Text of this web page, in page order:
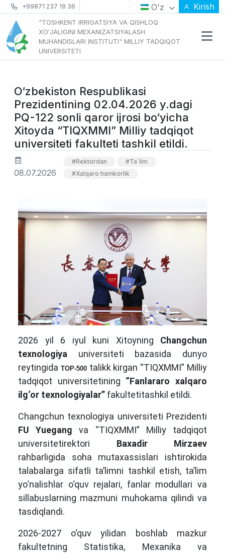
+99871 237 19 36 O'z Kirish
"TOSHKENT IRRIGATSIYA VA QISHLOQ
XOʻJALIGINI MEXANIZATSIYALASH
MUHANDISLARI INSTITUTI" MILLIY TADQIQOT
UNIVERSITETI
O‘zbekiston Respublikasi
Prezidentining 02.04.2026 y.dagi
PQ-122 sonli qaror ijrosi bo‘yicha
Xitoyda “TIQXMMI” Milliy tadqiqot
universiteti fakulteti tashkil etildi.
08.07.2026
#Rektordan
#Ta`lim
#Xalqaro hamkorlik
2026 yil 6 iyul kuni Xitoyning Changchun
texnologiya universiteti bazasida dunyo
reytingida TOP-500talikk kirgan “TIQXMMI” Milliy
tadqiqot universitetining “Fanlararo xalqaro
ilg‘or texnologiyalar” fakultetitashkil etildi.
Changchun texnologiya universiteti Prezidenti
FU Yuegang va “TIQXMMI” Milliy tadqiqot
universitetirektori Baxadir Mirzaev
rahbarligida soha mutaxassislari ishtirokida
talabalarga sifatli ta’limni tashkil etish, ta’lim
yo‘nalishlar o‘quv rejalari, fanlar modullari va
sillabuslarning mazmuni muhokama qilindi va
tasdiqlandi.
2026-2027 o‘quv yilidan boshlab mazkur
fakultetning Statistika, Mexanika va